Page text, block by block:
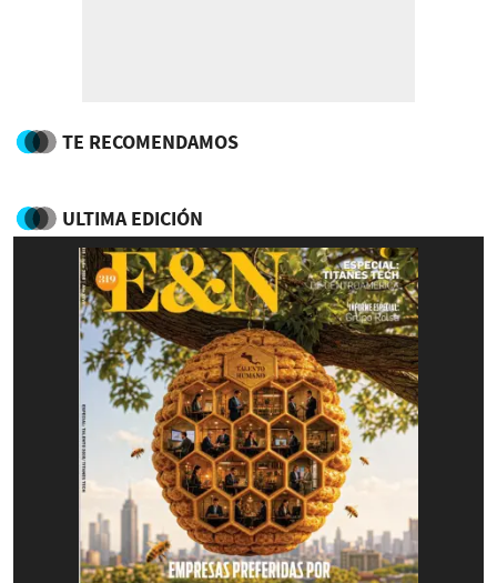
TE RECOMENDAMOS
ULTIMA EDICIÓN